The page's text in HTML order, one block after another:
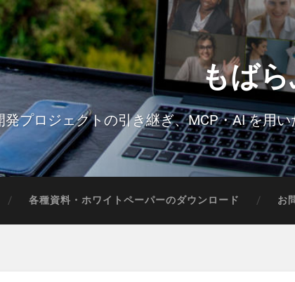
もば
発プロジェクトの引き継ぎ、MCP・AI を用
各種資料・ホワイトペーパーのダウンロード お